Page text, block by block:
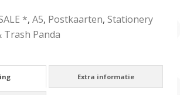
*, A5, Postkaarten, Stationery
Trash Panda
Extra informatie